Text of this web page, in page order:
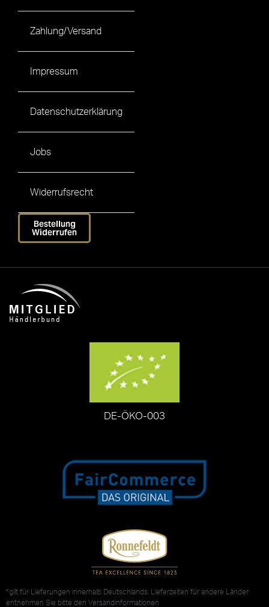
Zahlung/Versand
Impressum
Datenschutzerklärung
Jobs
Widerrufsrecht
Bestellung
Widerrufen
DE-ÖKO-003
*gilt für Lieferungen innerhalb Deutschlands, Lieferzeiten für andere Länder
entnehmen Sie bitte den Versandinformationen